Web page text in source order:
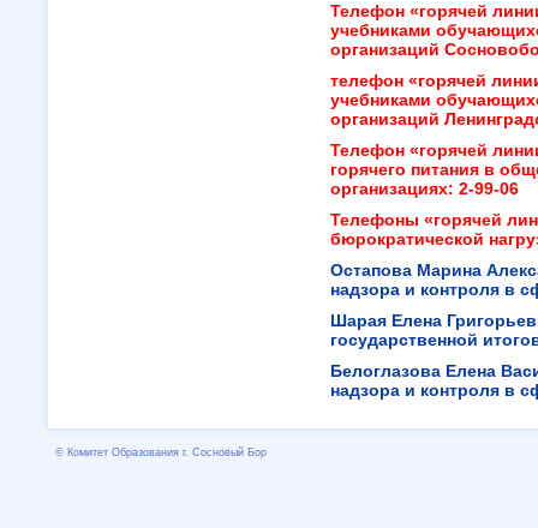
Телефон «горячей
учебниками
организаций
телефон «горячей
учебниками
организаций
Телефон «горячей
горячего питания в
организациях: 2-99-06
Телефоны «горячей
бюрократической
Остапова Марина
надзора и контроля в
Шарая Елена
государственной
Белоглазова Елена
надзора и контроля в
© Комитет Образования г. Сосновый Бор